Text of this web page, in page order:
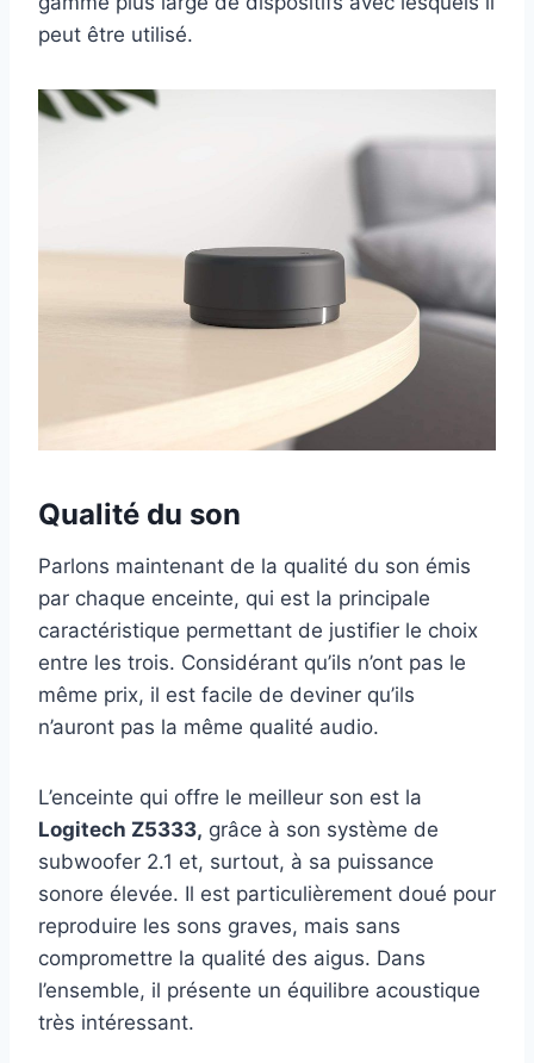
peut être utilisé.
Qualité du son
Parlons maintenant de la qualité du son émis
par chaque enceinte, qui est la principale
caractéristique permettant de justifier le choix
entre les trois. Considérant qu’ils n’ont pas le
même prix, il est facile de deviner qu’ils
n’auront pas la même qualité audio.
L’enceinte qui offre le meilleur son est la
Logitech Z5333, grâce à son système de
subwoofer 2.1 et, surtout, à sa puissance
sonore élevée. Il est particulièrement doué pour
reproduire les sons graves, mais sans
compromettre la qualité des aigus. Dans
l’ensemble, il présente un équilibre acoustique
très intéressant.